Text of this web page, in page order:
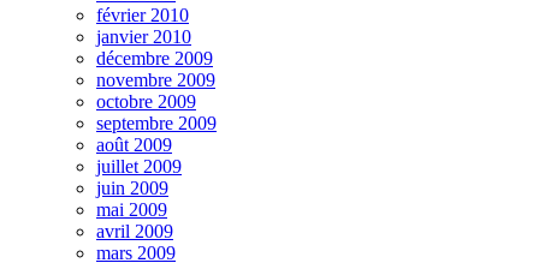
février 2010
janvier 2010
décembre 2009
novembre 2009
octobre 2009
septembre 2009
août 2009
juillet 2009
juin 2009
mai 2009
avril 2009
mars 2009